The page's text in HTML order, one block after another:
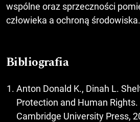
wspólne oraz sprzeczności
człowieka a ochroną środowiska.
Bibliografia
Anton Donald K., Dinah L.
Protection and Human Rights.
Cambridge University Press,